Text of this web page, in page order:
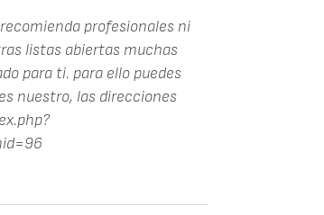
profesionales ni
listas abiertas muchas
para ti. para ello puedes
nuestro, las direcciones